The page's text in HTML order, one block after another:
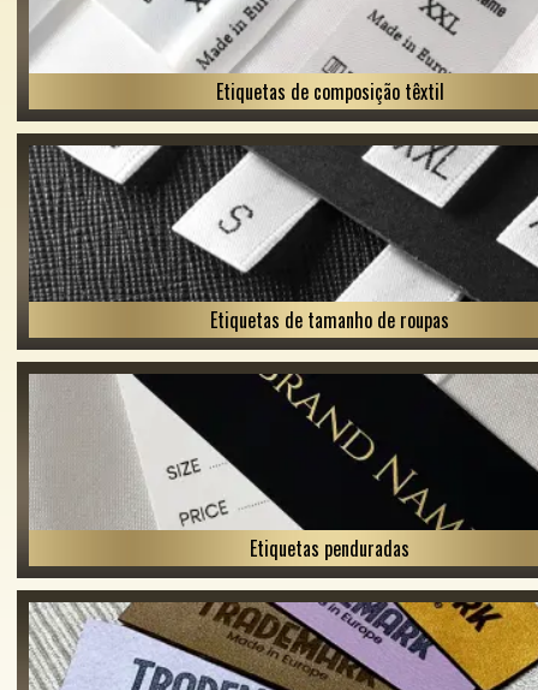
Etiquetas de composição têxtil
Etiquetas de tamanho de roupas
Etiquetas penduradas